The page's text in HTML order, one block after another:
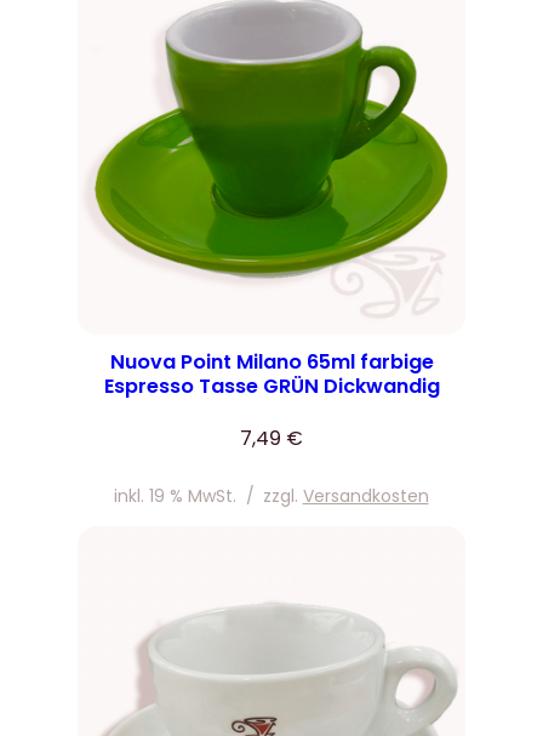
Nuova Point Milano 65ml farbige
Espresso Tasse GRÜN Dickwandig
7,49 €
inkl. 19 % MwSt. / zzgl. Versandkosten